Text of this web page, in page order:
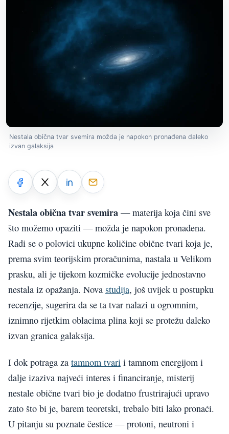
Nestala obična tvar svemira možda je napokon pronađena daleko
izvan galaksija
Nestala obična tvar svemira — materija koja čini sve
što možemo opaziti — možda je napokon pronađena.
Radi se o polovici ukupne količine obične tvari koja je,
prema svim teorijskim proračunima, nastala u Velikom
prasku, ali je tijekom kozmičke evolucije jednostavno
nestala iz opažanja. Nova studija, još uvijek u postupku
recenzije, sugerira da se ta tvar nalazi u ogromnim,
iznimno rijetkim oblacima plina koji se protežu daleko
izvan granica galaksija.
I dok potraga za tamnom tvari i tamnom energijom i
dalje izaziva najveći interes i financiranje, misterij
nestale obične tvari bio je dodatno frustrirajući upravo
zato što bi je, barem teoretski, trebalo biti lako pronaći.
U pitanju su poznate čestice — protoni, neutroni i